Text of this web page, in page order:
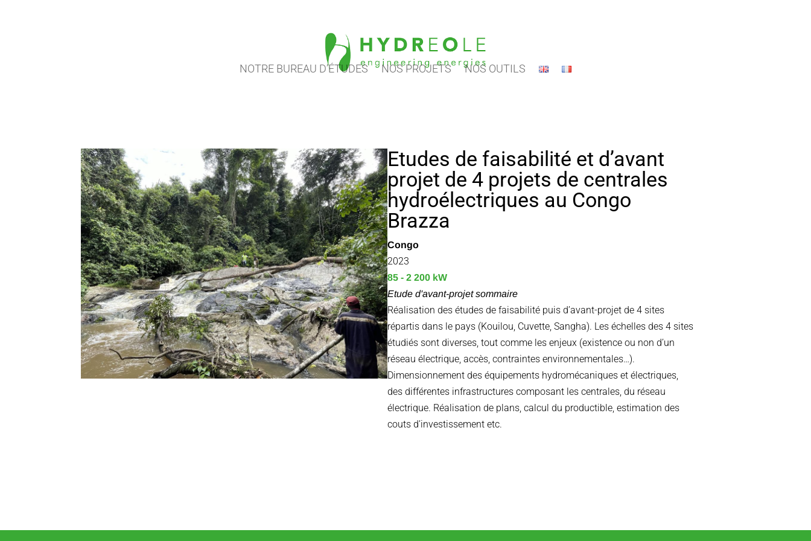
NOTRE BUREAU D’ÉTUDES NOS PROJETS NOS OUTILS
Etudes de faisabilité et d’avant
projet de 4 projets de centrales
hydroélectriques au Congo
Brazza
Congo
2023
85 - 2 200 kW
Etude d'avant-projet sommaire
Réalisation des études de faisabilité puis d’avant-projet de 4 sites
répartis dans le pays (Kouilou, Cuvette, Sangha). Les échelles des 4 sites
étudiés sont diverses, tout comme les enjeux (existence ou non d’un
réseau électrique, accès, contraintes environnementales…).
Dimensionnement des équipements hydromécaniques et électriques,
des différentes infrastructures composant les centrales, du réseau
électrique. Réalisation de plans, calcul du productible, estimation des
couts d’investissement etc.